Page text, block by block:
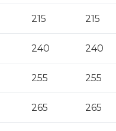
215 215
240 240
255 255
265 265